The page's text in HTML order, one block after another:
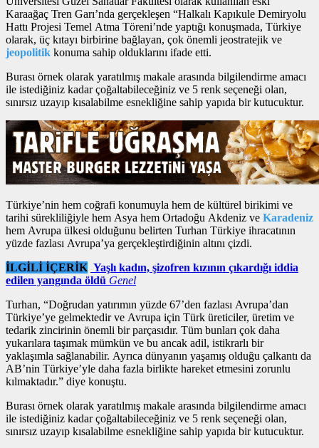
Karaağaç Tren Garı’nda gerçekleşen “Halkalı Kapıkule Demiryolu
Hattı Projesi Temel Atma Töreni’nde yaptığı konuşmada, Türkiye
olarak, üç kıtayı birbirine bağlayan, çok önemli jeostratejik ve
jeopolitik konuma sahip olduklarını ifade etti.
Burası örnek olarak yaratılmış makale arasında bilgilendirme amacı
ile istediğiniz kadar çoğaltabileceğiniz ve 5 renk seçeneği olan,
sınırsız uzayıp kısalabilme esnekliğine sahip yapıda bir kutucuktur.
Türkiye’nin hem coğrafi konumuyla hem de kültürel birikimi ve
tarihi sürekliliğiyle hem Asya hem Ortadoğu Akdeniz ve Karadeniz
hem Avrupa ülkesi olduğunu belirten Turhan Türkiye ihracatının
yüzde fazlası Avrupa’ya gerçekleştirdiğinin altını çizdi.
İLGİLİ İÇERİK Yaşlı kadın, şizofren kızının çıkardığı iddia
edilen yangında öldü Genel
Turhan, “Doğrudan yatırımın yüzde 67’den fazlası Avrupa’dan
Türkiye’ye gelmektedir ve Avrupa için Türk üreticiler, üretim ve
tedarik zincirinin önemli bir parçasıdır. Tüm bunları çok daha
yukarılara taşımak mümkün ve bu ancak adil, istikrarlı bir
yaklaşımla sağlanabilir. Ayrıca dünyanın yaşamış olduğu çalkantı da
AB’nin Türkiye’yle daha fazla birlikte hareket etmesini zorunlu
kılmaktadır.” diye konuştu.
Burası örnek olarak yaratılmış makale arasında bilgilendirme amacı
ile istediğiniz kadar çoğaltabileceğiniz ve 5 renk seçeneği olan,
sınırsız uzayıp kısalabilme esnekliğine sahip yapıda bir kutucuktur.